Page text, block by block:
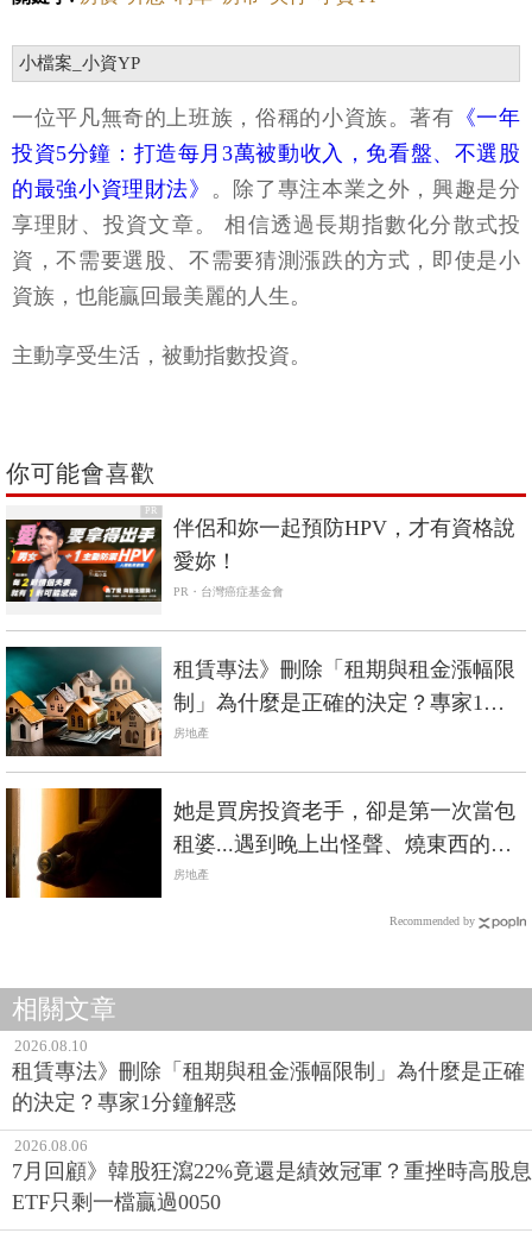
小檔案_小資YP
一位平凡無奇的上班族，俗稱的小資族。著有 《一年
投資5分鐘：打造每月3萬被動收入，免看盤、不選股
的最強小資理財法》
。除了專注本業之外，興趣是分
享理財、投資文章。 相信透過長期指數化分散式投
資，不需要選股、不需要猜測漲跌的方式，即使是小
資族，也能贏回最美麗的人生。
主動享受生活，被動指數投資。
你可能會喜歡
PR
伴侶和妳一起預防HPV，才有資格說
愛妳！
PR・台灣癌症基金會
租賃專法》刪除「租期與租金漲幅限
制」為什麼是正確的決定？專家1分
鐘解惑
房地產
她是買房投資老手，卻是第一次當包
租婆...遇到晚上出怪聲、燒東西的怪
房客，最後還...
房地產
Recommended by
相關文章
2026.08.10
租賃專法》刪除「租期與租金漲幅限制」為什麼是正確
的決定？專家1分鐘解惑
2026.08.06
7月回顧》韓股狂瀉22%竟還是績效冠軍？重挫時高股息
ETF只剩一檔贏過0050